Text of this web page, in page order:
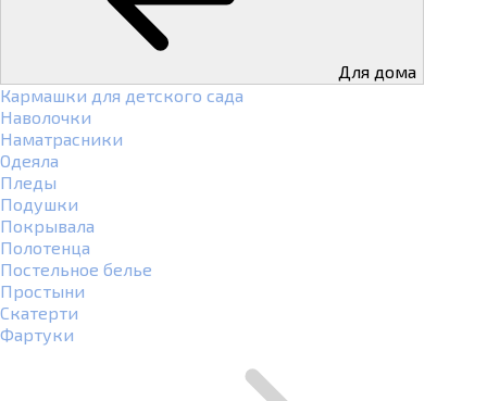
Для дома
Кармашки для детского сада
Наволочки
Наматрасники
Одеяла
Пледы
Подушки
Покрывала
Полотенца
Постельное белье
Простыни
Скатерти
Фартуки